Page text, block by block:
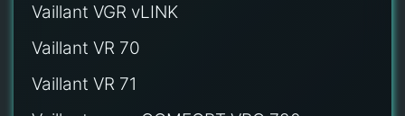
Vaillant VGR vLINK
Vaillant VR 70
Vaillant VR 71